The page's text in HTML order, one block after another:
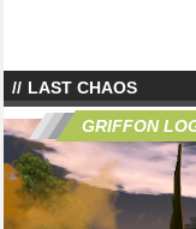
LAST CHAOS
GRIFFON